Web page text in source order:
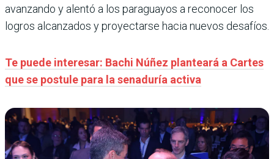
avanzando y alentó a los paraguayos a reconocer los
logros alcanzados y proyectarse hacia nuevos desafíos.
Te puede interesar: Bachi Núñez planteará a Cartes
que se postule para la senaduría activa